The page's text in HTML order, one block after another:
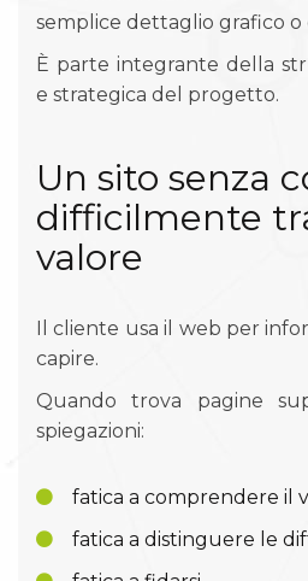
semplice dettaglio grafico o
È parte integrante della
e strategica del progetto.
Un sito senza
difficilmente
valore
Il cliente usa il web per
capire.
Quando trova pagine
spiegazioni:
fatica a comprendere il
fatica a distinguere le